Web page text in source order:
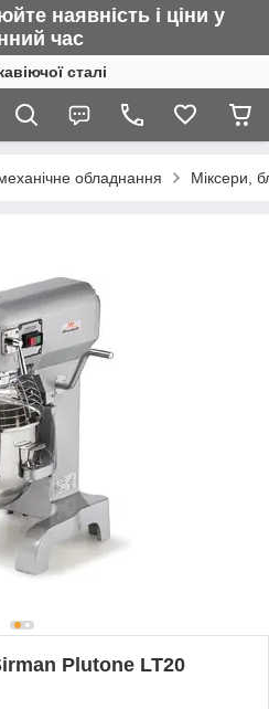
наявність і ціни у
час
сталі
обладнання Міксери,
Plutone LT20